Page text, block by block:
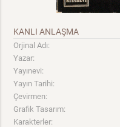
KANLI ANLAŞMA
Orjinal Adı:
Yazar:
Yayınevi:
Yayın Tarihi:
Çevirmen:
Grafik Tasarım:
Karakterler: